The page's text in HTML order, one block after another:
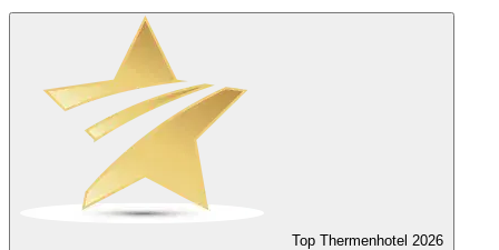
Top Thermenhotel 2026